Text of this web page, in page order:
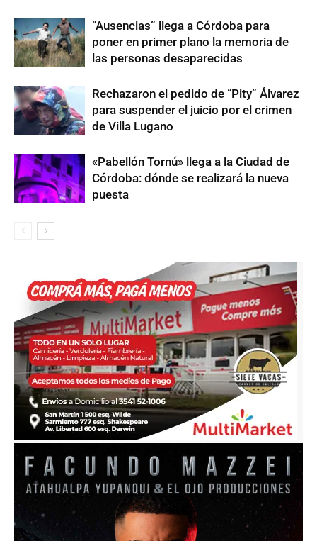
“Ausencias” llega a Córdoba para
poner en primer plano la memoria de
las personas desaparecidas
Rechazaron el pedido de “Pity” Álvarez
para suspender el juicio por el crimen
de Villa Lugano
«Pabellón Tornú» llega a la Ciudad de
Córdoba: dónde se realizará la nueva
puesta